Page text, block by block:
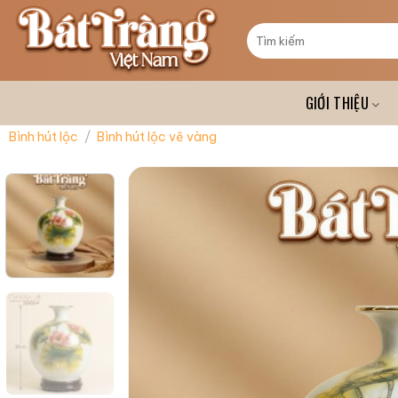
Skip
content
Tìm
kiếm:
GIỚI THIỆU
Bình hút lộc / Bình hút lộc vẽ vàng